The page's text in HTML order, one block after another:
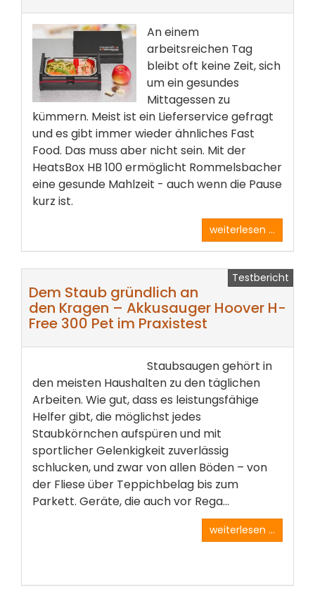
An einem
arbeitsreichen Tag
bleibt oft keine Zeit, sich
um ein gesundes
Mittagessen zu
kümmern. Meist ist ein Lieferservice gefragt
und es gibt immer wieder ähnliches Fast
Food. Das muss aber nicht sein. Mit der
HeatsBox HB 100 ermöglicht Rommelsbacher
eine gesunde Mahlzeit - auch wenn die Pause
kurz ist.
weiterlesen ...
Testbericht
Dem Staub gründlich an
den Kragen – Akkusauger Hoover H-
Free 300 Pet im Praxistest
Staubsaugen gehört in
den meisten Haushalten zu den täglichen
Arbeiten. Wie gut, dass es leistungsfähige
Helfer gibt, die möglichst jedes
Staubkörnchen aufspüren und mit
sportlicher Gelenkigkeit zuverlässig
schlucken, und zwar von allen Böden – von
der Fliese über Teppichbelag bis zum
Parkett. Geräte, die auch vor Rega...
weiterlesen ...